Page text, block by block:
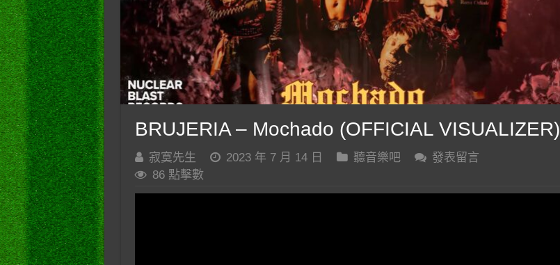
BRUJERIA – Mochado (OFFICIAL VISUALIZER)
寂寞先生 2023 年 7 月 14 日 聽音樂吧
發表留言
86 點擊數